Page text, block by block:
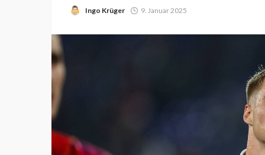
Ingo Krüger 9. Januar 2025